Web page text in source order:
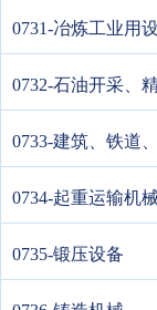
0731-冶炼工业用
0732-石油开采、
0733-建筑、铁道
0734-起重运输机
0735-锻压设备